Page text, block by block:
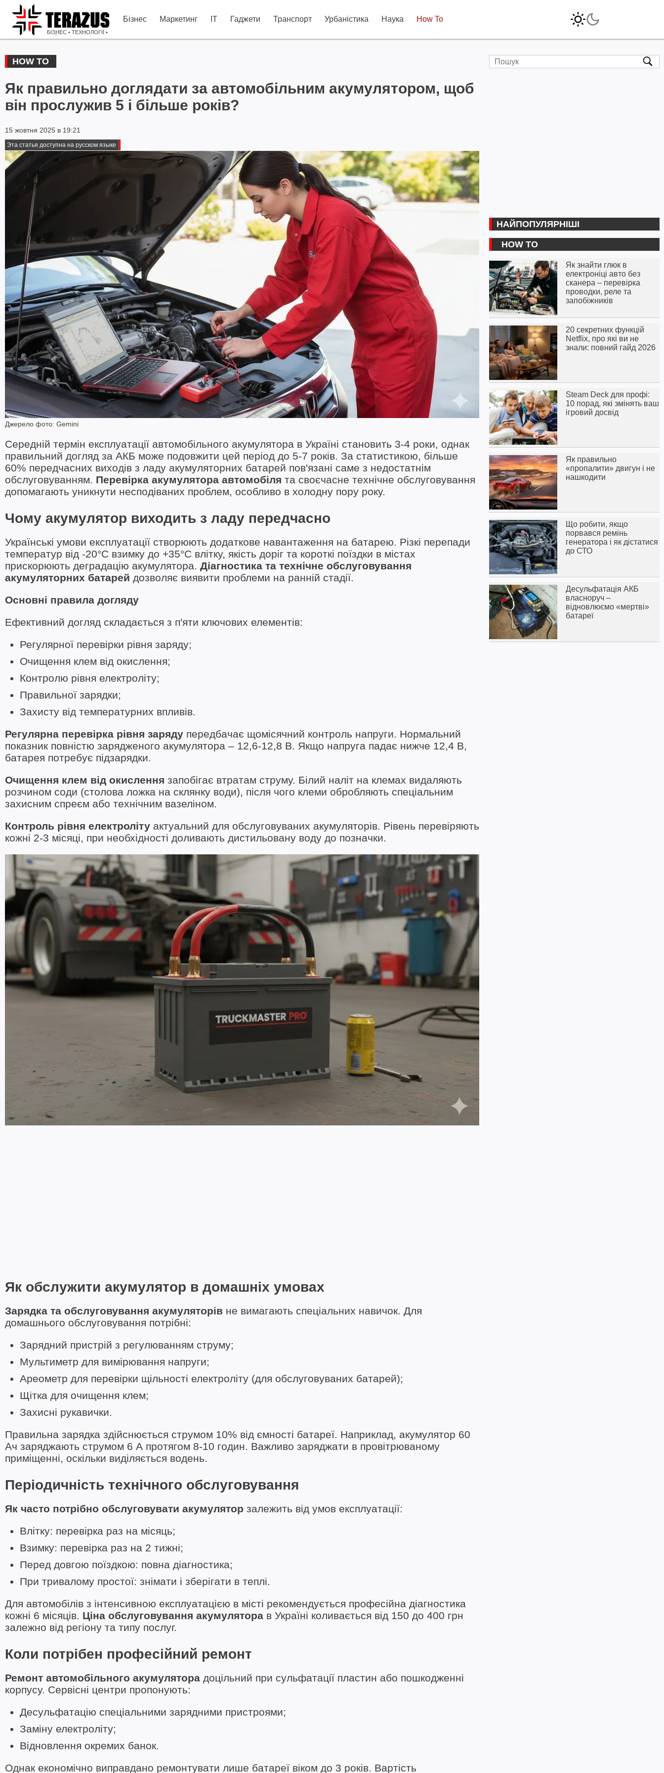
БІЗНЕС • ТЕХНОЛОГІЇ •
ІДЕЇ
Бізнес Маркетинг IT Гаджети Транспорт Урбаністика Наука How To
HOW TO
Як правильно доглядати за автомобільним акумулятором, щоб
він прослужив 5 і більше років?
15 жовтня 2025 в 19:21
Эта статья доступна на русском языке
Джерело фото: Gemini
Середній термін експлуатації автомобільного акумулятора в Україні становить 3-4 роки, однак
правильний догляд за АКБ може подовжити цей період до 5-7 років. За статистикою, більше
60% передчасних виходів з ладу акумуляторних батарей пов'язані саме з недостатнім
обслуговуванням. Перевірка акумулятора автомобіля та своєчасне технічне обслуговування
допомагають уникнути несподіваних проблем, особливо в холодну пору року.
Чому акумулятор виходить з ладу передчасно
Українські умови експлуатації створюють додаткове навантаження на батарею. Різкі перепади
температур від -20°C взимку до +35°C влітку, якість доріг та короткі поїздки в містах
прискорюють деградацію акумулятора. Діагностика та технічне обслуговування
акумуляторних батарей дозволяє виявити проблеми на ранній стадії.
Основні правила догляду
Ефективний догляд складається з п'яти ключових елементів:
Регулярної перевірки рівня заряду;
Очищення клем від окислення;
Контролю рівня електроліту;
Правильної зарядки;
Захисту від температурних впливів.
Регулярна перевірка рівня зарядупередбачає щомісячний контроль напруги. Нормальний
показник повністю зарядженого акумулятора – 12,6-12,8 В. Якщо напруга падає нижче 12,4 В,
батарея потребує підзарядки.
Очищення клем від окислення запобігає втратам струму. Білий наліт на клемах видаляють
розчином соди (столова ложка на склянку води), після чого клеми обробляють спеціальним
захисним спреєм або технічним вазеліном.
Контроль рівня електролітуактуальний для обслуговуваних акумуляторів. Рівень перевіряють
кожні 2-3 місяці, при необхідності доливають дистильовану воду до позначки.
Як обслужити акумулятор в домашніх умовах
Зарядка та обслуговування акумуляторів не вимагають спеціальних навичок. Для
домашнього обслуговування потрібні:
Зарядний пристрій з регулюванням струму;
Мультиметр для вимірювання напруги;
Ареометр для перевірки щільності електроліту (для обслуговуваних батарей);
Щітка для очищення клем;
Захисні рукавички.
Правильна зарядка здійснюється струмом 10% від ємності батареї. Наприклад, акумулятор 60
Ач заряджають струмом 6 А протягом 8-10 годин. Важливо заряджати в провітрюваному
приміщенні, оскільки виділяється водень.
Періодичність технічного обслуговування
Як часто потрібно обслуговувати акумулятор залежить від умов експлуатації:
Влітку: перевірка раз на місяць;
Взимку: перевірка раз на 2 тижні;
Перед довгою поїздкою: повна діагностика;
При тривалому простої: знімати і зберігати в теплі.
Для автомобілів з інтенсивною експлуатацією в місті рекомендується професійна діагностика
кожні 6 місяців. Ціна обслуговування акумулятора в Україні коливається від 150 до 400 грн
залежно від регіону та типу послуг.
Коли потрібен професійний ремонт
Ремонт автомобільного акумуляторадоцільний при сульфатації пластин або пошкодженні
корпусу. Сервісні центри пропонують:
Десульфатацію спеціальними зарядними пристроями;
Заміну електроліту;
Відновлення окремих банок.
Однак економічно виправдано ремонтувати лише батареї віком до 3 років. Вартість
НАЙПОПУЛЯРНІШІ
HOW TO
Як знайти глюк в
електроніці авто без
сканера – перевірка
проводки, реле та
запобіжників
20 секретних функцій
Netflix, про які ви не
знали: повний гайд 2026
Steam Deck для профі:
10 порад, які змінять ваш
ігровий досвід
Як правильно
«пропалити» двигун і не
нашкодити
Що робити, якщо
порвався ремінь
генератора і як дістатися
до СТО
Десульфатація АКБ
власноруч –
відновлюємо «мертві»
батареї